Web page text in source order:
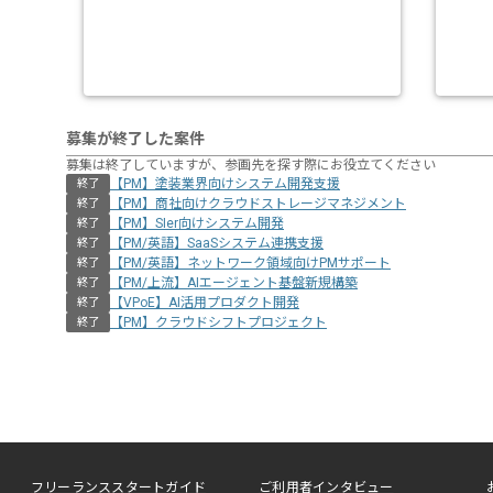
募集が終了した案件
募集は終了していますが、参画先を探す際にお役立てください
終了 【PM】塗装業界向けシステム開発支援
終了 【PM】商社向けクラウドストレージマネジメント
終了 【PM】SIer向けシステム開発
終了 【PM/英語】SaaSシステム連携支援
終了 【PM/英語】ネットワーク領域向けPMサポート
終了 【PM/上流】AIエージェント基盤新規構築
終了 【VPoE】AI活用プロダクト開発
終了 【PM】クラウドシフトプロジェクト
フリーランススタートガイド ご利用者インタビュー